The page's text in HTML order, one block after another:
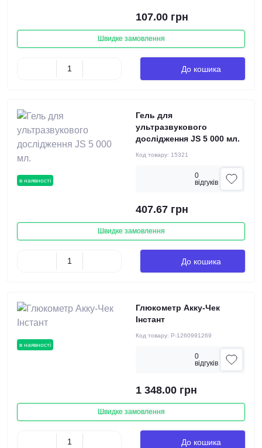
107.00 грн
Швидке замовлення
До кошика
в наявності
Гель для
ультразвукового
дослідження JS 5 000 мл.
Код товару: 15321
0
вiдгукiв
407.67 грн
Швидке замовлення
До кошика
в наявності
Глюкометр Акку-Чек
Інстант
Код товару: P-1260991269
0
вiдгукiв
1 348.00 грн
Швидке замовлення
До кошика